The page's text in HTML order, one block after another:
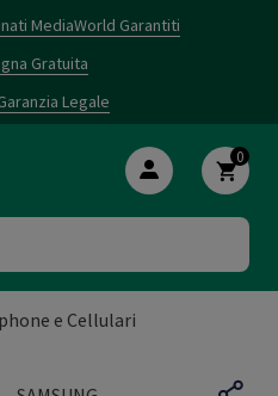
MediaWorld Garantiti
Gratuita
Legale
0
e Cellulari